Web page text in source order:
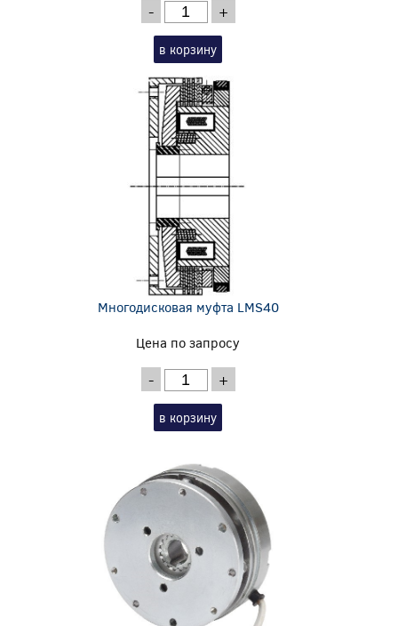
- +
в корзину
Многодисковая муфта LMS40
Цена по запросу
- +
в корзину